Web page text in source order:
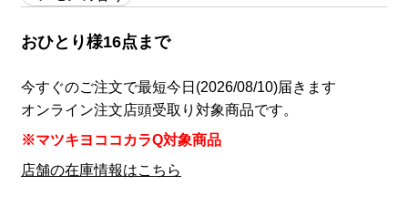
おひとり様16点まで
今すぐのご注文で最短今日(2026/08/10)届きます
オンライン注文店頭受取り対象商品です。
※マツキヨココカラQ対象商品
店舗の在庫情報はこちら